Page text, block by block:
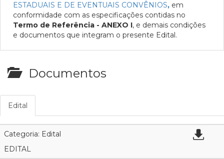
ESTADUAIS E DE EVENTUAIS CONVÊNIOS, em
conformidade com as especificações contidas no
Termo de Referência - ANEXO I, e demais condições
e documentos que integram o presente Edital.
Documentos
Edital
Categoria: Edital
EDITAL